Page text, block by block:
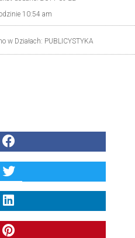
10:54 am
w Działach: PUBLICYSTYKA